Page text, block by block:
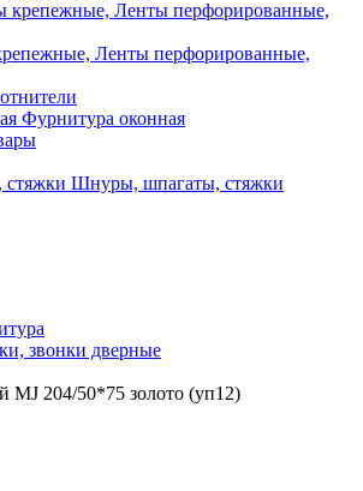
Ленты перфорированные,
Фурнитура оконная
Шнуры, шпагаты, стяжки
звонки дверные
MJ 204/50*75 золото (уп12)